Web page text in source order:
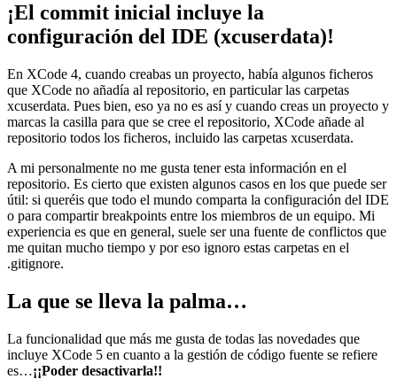
¡El commit inicial incluye la
configuración del IDE (xcuserdata)!
En XCode 4, cuando creabas un proyecto, había algunos ficheros
que XCode no añadía al repositorio, en particular las carpetas
xcuserdata. Pues bien, eso ya no es así y cuando creas un proyecto y
marcas la casilla para que se cree el repositorio, XCode añade al
repositorio todos los ficheros, incluido las carpetas xcuserdata.
A mi personalmente no me gusta tener esta información en el
repositorio. Es cierto que existen algunos casos en los que puede ser
útil: si queréis que todo el mundo comparta la configuración del IDE
o para compartir breakpoints entre los miembros de un equipo. Mi
experiencia es que en general, suele ser una fuente de conflictos que
me quitan mucho tiempo y por eso ignoro estas carpetas en el
.gitignore.
La que se lleva la palma…
La funcionalidad que más me gusta de todas las novedades que
incluye XCode 5 en cuanto a la gestión de código fuente se refiere
es…¡¡Poder desactivarla!!